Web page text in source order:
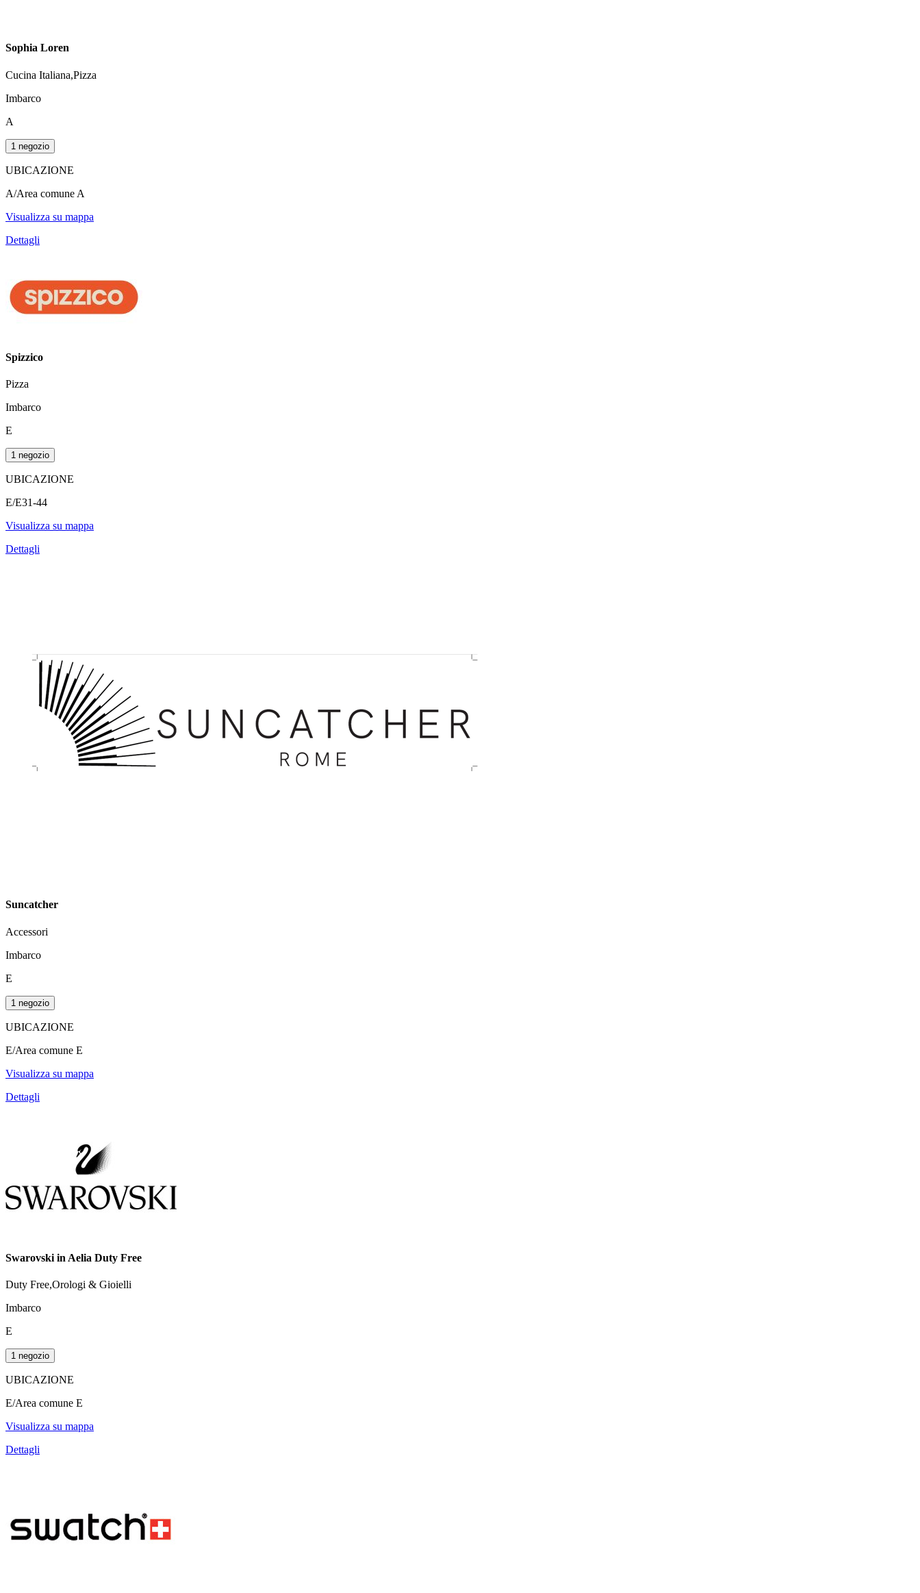
Sophia Loren
Cucina Italiana,Pizza
Imbarco
A
1 negozio
UBICAZIONE
A/Area comune A
Visualizza su mappa
Dettagli
Spizzico
Pizza
Imbarco
E
1 negozio
UBICAZIONE
E/E31-44
Visualizza su mappa
Dettagli
Suncatcher
Accessori
Imbarco
E
1 negozio
UBICAZIONE
E/Area comune E
Visualizza su mappa
Dettagli
Swarovski in Aelia Duty Free
Duty Free,Orologi & Gioielli
Imbarco
E
1 negozio
UBICAZIONE
E/Area comune E
Visualizza su mappa
Dettagli